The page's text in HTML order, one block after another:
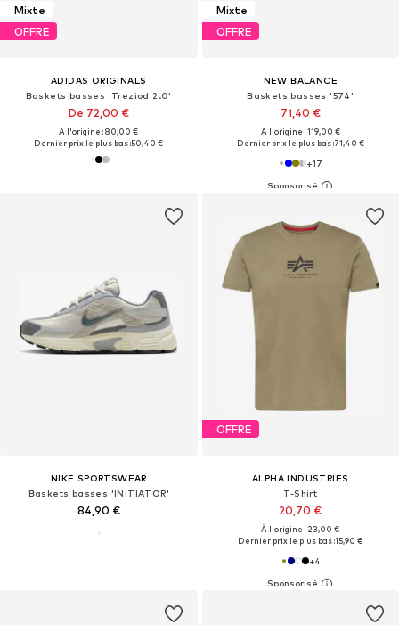
Mixte
OFFRE
ADIDAS ORIGINALS
Baskets basses 'Treziod 2.0'
De 72,00 €
À l'origine : 80,00 €
Dernier prix le plus bas :50,40 €
Mixte
OFFRE
NEW BALANCE
Baskets basses '574'
71,40 €
À l'origine : 119,00 €
Dernier prix le plus bas :71,40 €
+17
NIKE SPORTSWEAR
Baskets basses 'INITIATOR'
84,90 €
OFFRE
ALPHA INDUSTRIES
T-Shirt
20,70 €
À l'origine : 23,00 €
Dernier prix le plus bas :15,90 €
+4